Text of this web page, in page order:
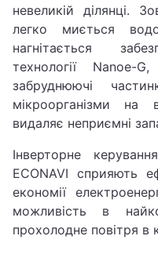
невеликій ділянці.
легко миється
нагнітається
технології
забруднюючі
мікроорганізми на
видаляє неприємні
Інверторне
ECONAVI сприяють
економії
можливість в
прохолодне повітря в